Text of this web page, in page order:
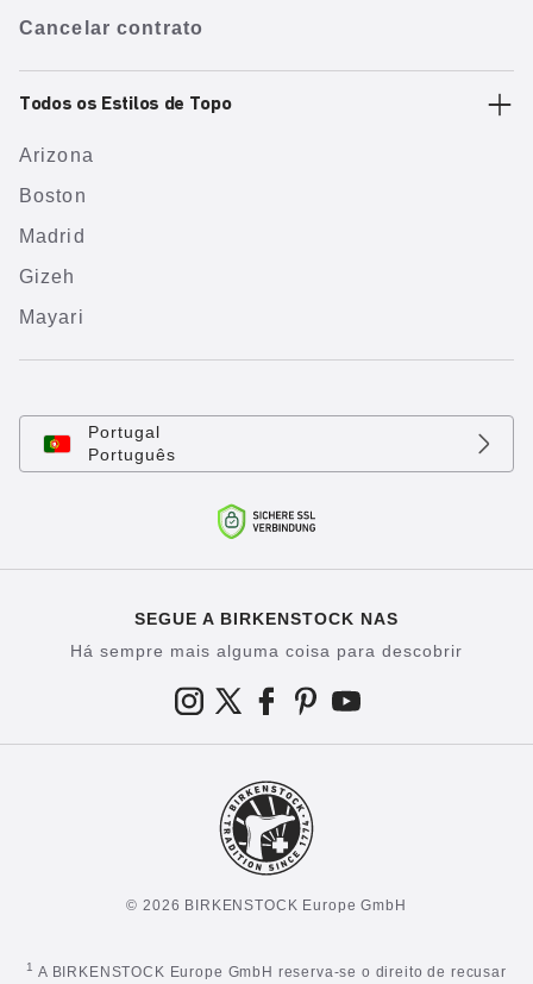
Cancelar contrato
Todos os Estilos de Topo
Arizona
Boston
Madrid
Gizeh
Mayari
Portugal
Português
SEGUE A BIRKENSTOCK NAS
Há sempre mais alguma coisa para descobrir
© 2026 BIRKENSTOCK Europe GmbH
1 A BIRKENSTOCK Europe GmbH reserva-se o direito de recusar